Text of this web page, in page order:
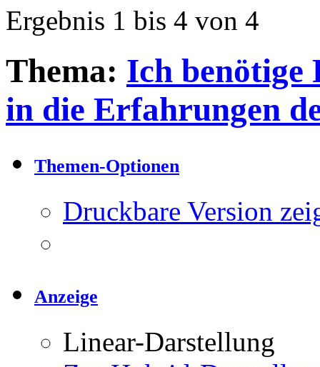
Ergebnis 1 bis 4 von 4
Thema: Ich benötige
in die Erfahrungen
Themen-Optionen
Druckbare Version
Anzeige
Linear-Darstellung